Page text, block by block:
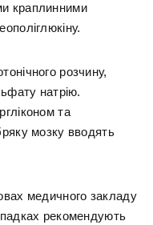
краплинними
розчину,
натрію.
та
мозку вводять
медичного закладу
рекомендують